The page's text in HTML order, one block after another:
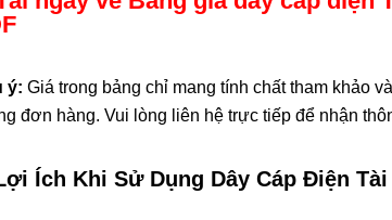
ý: Giá trong bảng chỉ mang tính chất tham khảo
đơn hàng. Vui lòng liên hệ trực tiếp để nhận
Ích Khi Sử Dụng Dây Cáp Điện